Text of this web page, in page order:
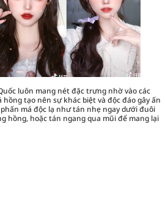
luôn mang nét đặc trưng nhờ vào các
tạo nên sự khác biệt và độc đáo gây ấn
má độc lạ như tán nhẹ ngay dưới đuôi
hồng, hoặc tán ngang qua mũi để mang lại